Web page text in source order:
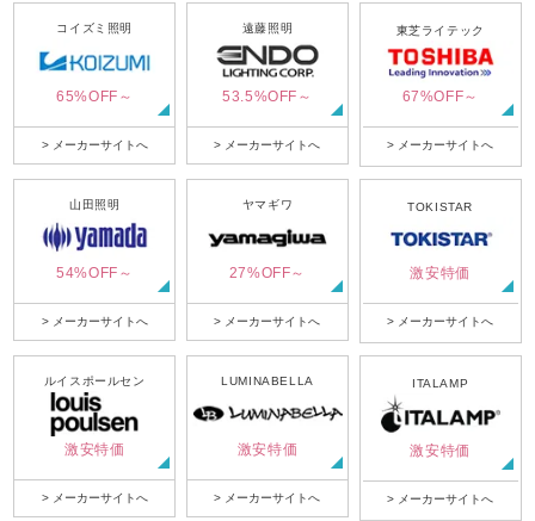
コイズミ照明
65%OFF～
> メーカーサイトへ
遠藤照明
53.5%OFF～
> メーカーサイトへ
東芝ライテック
67%OFF～
> メーカーサイトへ
山田照明
54%OFF～
> メーカーサイトへ
ヤマギワ
27%OFF～
> メーカーサイトへ
TOKISTAR
激安特価
> メーカーサイトへ
ルイスポールセン
激安特価
> メーカーサイトへ
LUMINABELLA
激安特価
> メーカーサイトへ
ITALAMP
激安特価
> メーカーサイトへ